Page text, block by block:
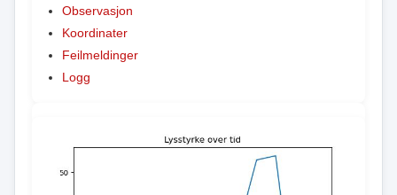
Observasjon
Koordinater
Feilmeldinger
Logg